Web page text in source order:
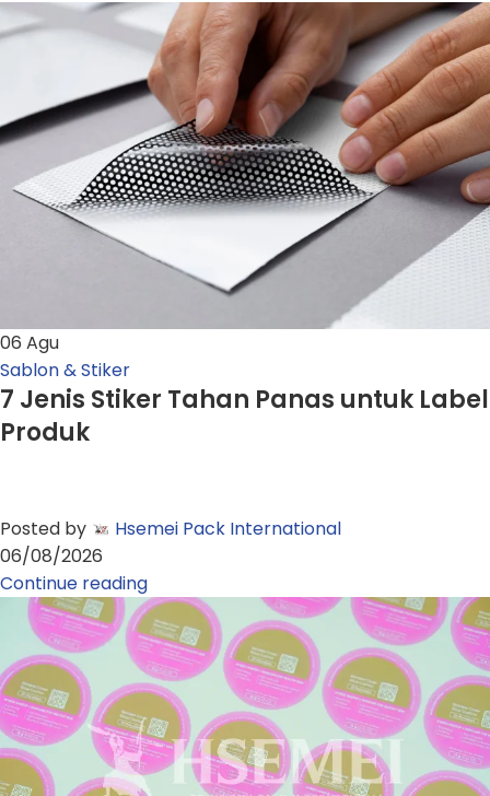
06 Agu
Sablon & Stiker
7 Jenis Stiker Tahan Panas untuk Label
Produk
Posted by
Hsemei Pack International
06/08/2026
Continue reading